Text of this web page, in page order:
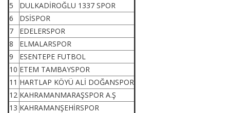
5
DULKADİROĞLU 1337 SPOR
6
DSİSPOR
7
EDELERSPOR
8
ELMALARSPOR
9
ESENTEPE FUTBOL
10 ETEM TAMBAYSPOR
11 HARTLAP KÖYÜ ALİ DOĞANSPOR
12 KAHRAMANMARAŞSPOR A.Ş
13 KAHRAMANŞEHİRSPOR